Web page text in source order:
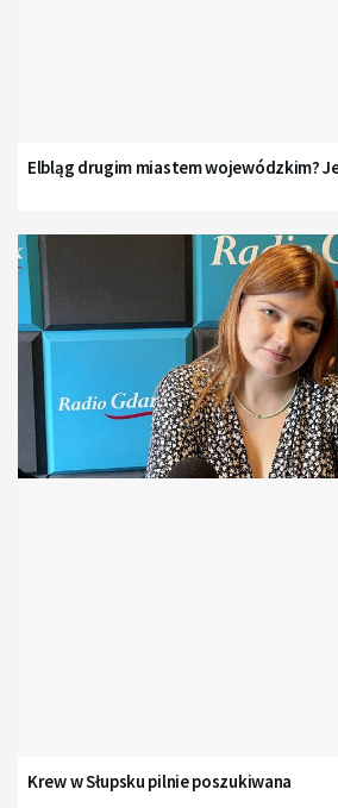
Elbląg drugim miastem wojewódzkim?
Krew w Słupsku pilnie poszukiwana